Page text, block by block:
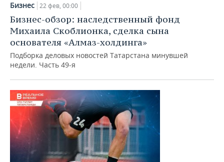
Бизнес 22 фев, 00:00
Бизнес-обзор: наследственный фонд
Михаила Скоблионка, сделка сына
основателя «Алмаз-холдинга»
Подборка деловых новостей Татарстана минувшей
недели. Часть 49-я